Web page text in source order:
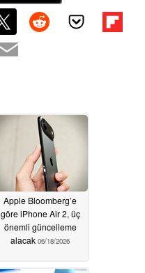
Apple Bloomberg’e
göre iPhone Air 2, üç
önemli güncelleme
alacak 06/18/2026